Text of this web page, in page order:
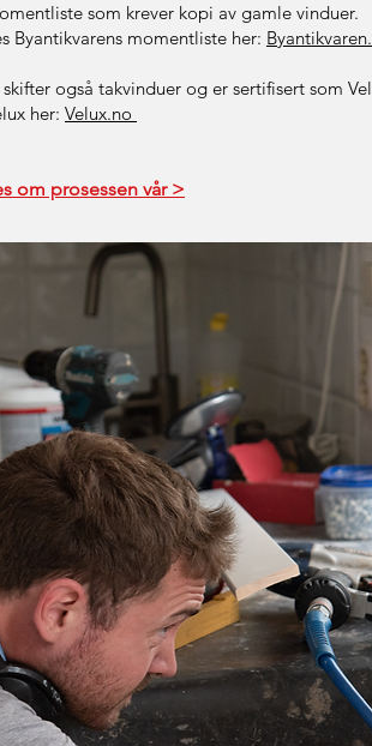
som krever kopi av gamle vinduer.
Byantikvarens momentliste her:
også takvinduer og er sertifisert som
her: Velux.no
om prosessen vår >